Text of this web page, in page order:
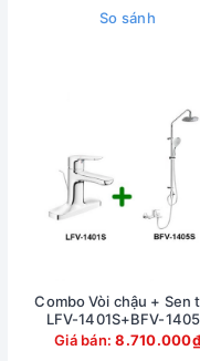
Bề mặt vòi mạ
trọng cho sản
nghệ trộn khí
nâng niu làn da
So sánh
Combo Vòi chậu + Sen
LFV-1401S+BFV-
Giá bán:8.710.000₫